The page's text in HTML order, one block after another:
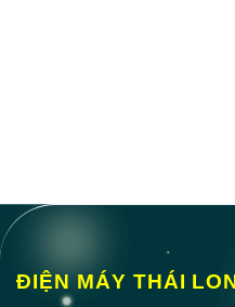
ĐIỆN MÁY THÁI